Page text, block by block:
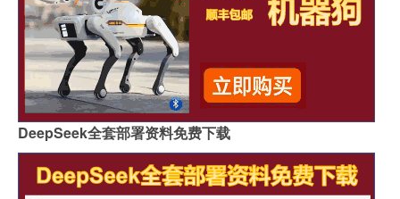
DeepSeek全套部署资料免费下载